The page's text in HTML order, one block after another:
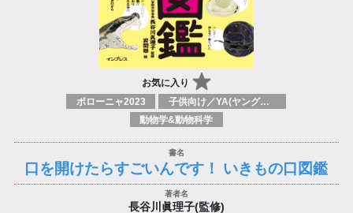
お気に入り
ボローニャ2023
子供向け／YA(ヤングアダルト)向け一般：自然、動物、自然界
動物学&動物科学
口を開けたらすごいんです！ いきもの口図鑑
長谷川眞理子(監修)